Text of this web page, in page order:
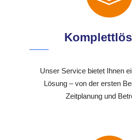
Unser Service bietet Ihnen
Lösung – von der ersten
Zeitplanung und